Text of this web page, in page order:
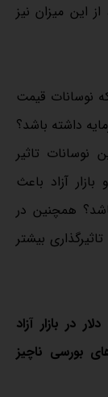
این میزان نیز
نوسانات قیمت
داشته باشد؟
تاثیر
آزاد باعث
همچنین در
بیشتر
در بازار آزاد
بورسی ناچیز